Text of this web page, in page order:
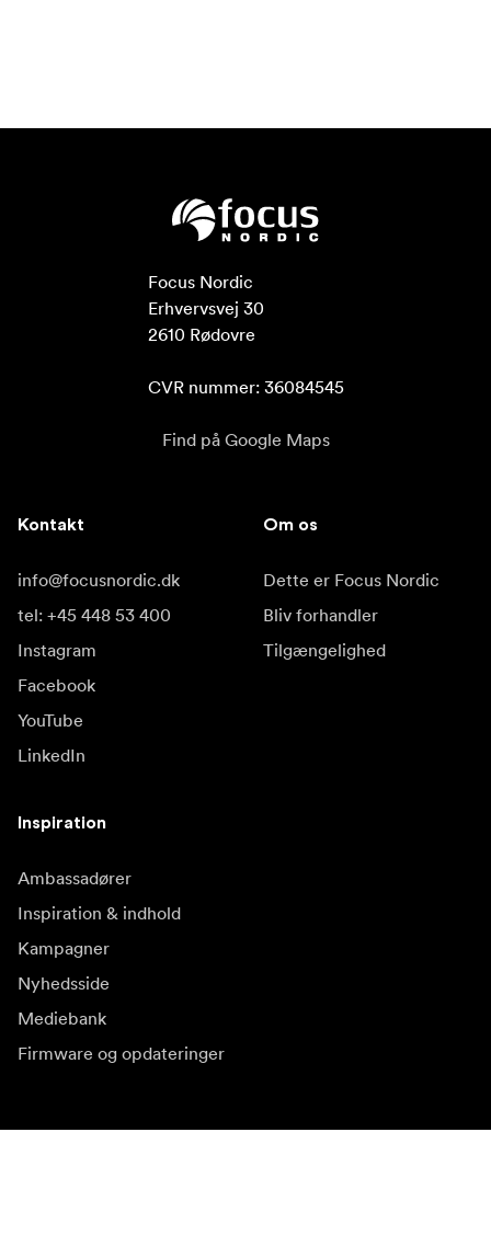
Focus Nordic
Erhvervsvej 30
2610 Rødovre
CVR nummer: 36084545
Find på Google Maps
Kontakt
info@focusnordic.dk
tel: +45 448 53 400
Instagram
Facebook
YouTube
LinkedIn
Om os
Dette er Focus Nordic
Bliv forhandler
Tilgængelighed
Inspiration
Ambassadører
Inspiration & indhold
Kampagner
Nyhedsside
Mediebank
Firmware og opdateringer